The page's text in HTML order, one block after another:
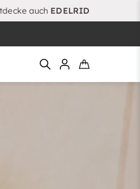
auch EDELRID